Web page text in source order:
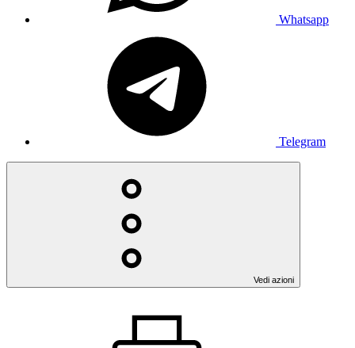
Whatsapp
Telegram
Vedi azioni